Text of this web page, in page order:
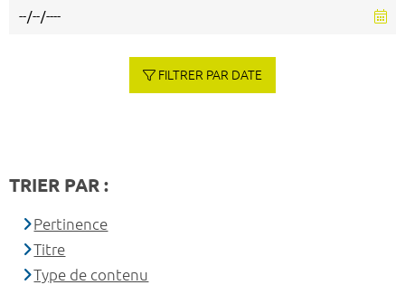
FILTRER PAR DATE
TRIER PAR :
Pertinence
Titre
Type de contenu